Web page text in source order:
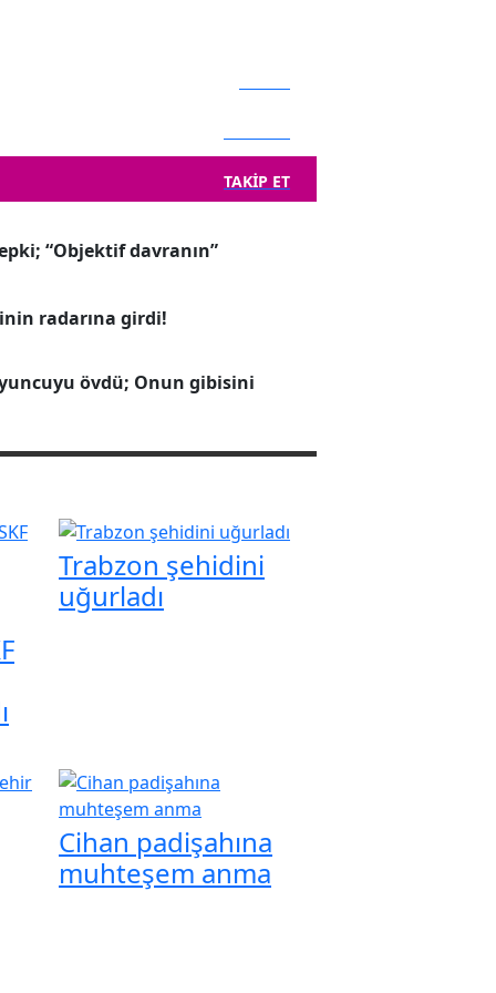
TAKIP ET
“Objektif davranın”
radarına girdi!
övdü; Onun gibisini
Trabzon şehidini
uğurladı
Cihan padişahına
muhteşem anma